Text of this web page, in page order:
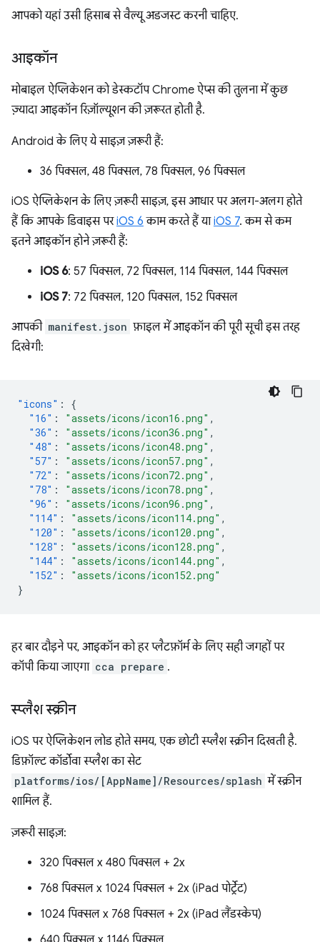
आपको यहां उसी हिसाब से वैल्यू अडजस्ट करनी चाहिए.
आइकॉन
मोबाइल ऐप्लिकेशन को डेस्कटॉप Chrome ऐप्स की तुलना में कुछ
ज़्यादा आइकॉन रिज़ॉल्यूशन की ज़रूरत होती है.
Android के लिए ये साइज़ ज़रूरी हैं:
36 पिक्सल, 48 पिक्सल, 78 पिक्सल, 96 पिक्सल
iOS ऐप्लिकेशन के लिए ज़रूरी साइज़, इस आधार पर अलग-अलग होते
हैं कि आपके डिवाइस परiOS 6 काम करते हैं याiOS 7. कम से कम
इतने आइकॉन होने ज़रूरी हैं:
iOS 6: 57 पिक्सल, 72 पिक्सल, 114 पिक्सल, 144 पिक्सल
iOS 7: 72 पिक्सल, 120 पिक्सल, 152 पिक्सल
आपकी manifest.json फ़ाइल में आइकॉन की पूरी सूची इस तरह
दिखेगी:
"icons" :
{
"16" : "assets/icons/icon16.png" ,
"36" : "assets/icons/icon36.png" ,
"48" : "assets/icons/icon48.png" ,
"57" : "assets/icons/icon57.png" ,
"72" : "assets/icons/icon72.png" ,
"78" : "assets/icons/icon78.png" ,
"96" : "assets/icons/icon96.png" ,
"114" : "assets/icons/icon114.png" ,
"120" : "assets/icons/icon120.png" ,
"128" : "assets/icons/icon128.png" ,
"144" : "assets/icons/icon144.png" ,
"152" :
"assets/icons/icon152.png"
}
हर बार दौड़ने पर, आइकॉन को हर प्लैटफ़ॉर्म के लिए सही जगहों पर
कॉपी किया जाएगा cca prepare .
स्प्लैश स्क्रीन
iOS पर ऐप्लिकेशन लोड होते समय, एक छोटी स्प्लैश स्क्रीन दिखती है.
डिफ़ॉल्ट कॉर्डोवा स्प्लैश का सेट
platforms/ios/[AppName]/Resources/splash में स्क्रीन
शामिल हैं.
ज़रूरी साइज़:
320 पिक्सल x 480 पिक्सल + 2x
768 पिक्सल x 1024 पिक्सल + 2x (iPad पोर्ट्रेट)
1024 पिक्सल x 768 पिक्सल + 2x (iPad लैंडस्केप)